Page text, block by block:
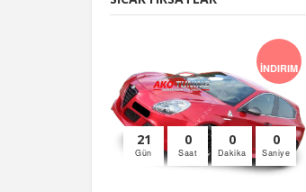
İNDIRIM
21
Gün
0
Saat
0
Dakika
0
Saniye